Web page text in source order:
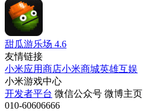
甜瓜游乐场 4.6
友情链接
小米应用商店小米商城英雄互娱
小米游戏中心
开发者平台 微信公众号 微博主页
010-60606666